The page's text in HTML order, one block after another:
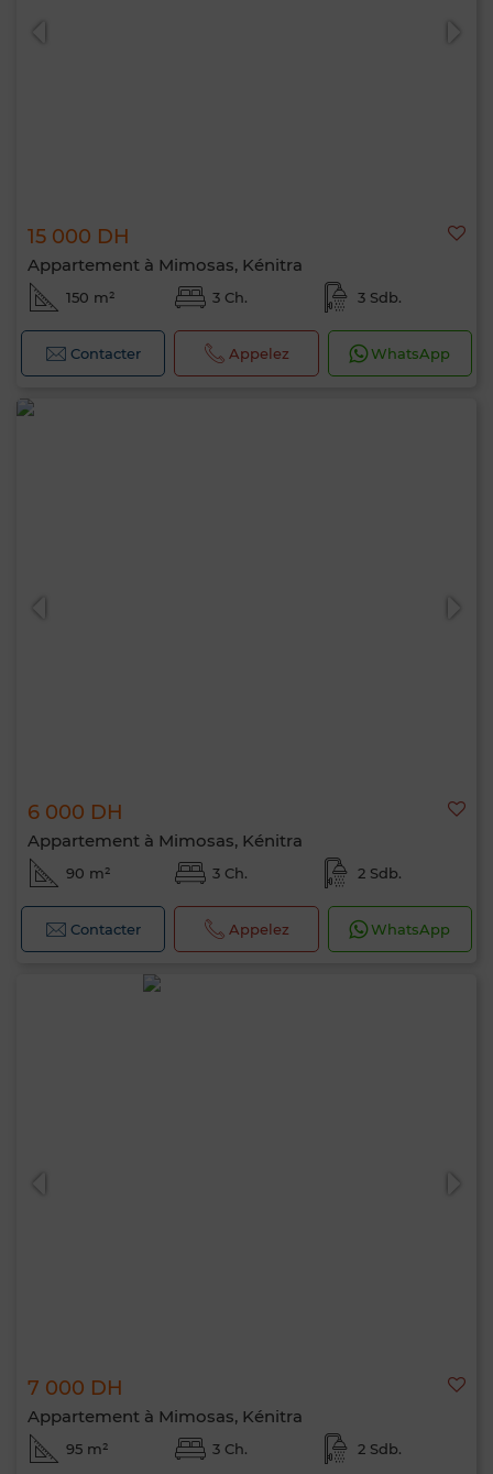
15 000 DH
Appartement à Mimosas, Kénitra
150 m² 3 Ch. 3 Sdb.
Contacter Appelez WhatsApp
6 000 DH
Appartement à Mimosas, Kénitra
90 m² 3 Ch. 2 Sdb.
Contacter Appelez WhatsApp
7 000 DH
Appartement à Mimosas, Kénitra
95 m² 3 Ch. 2 Sdb.